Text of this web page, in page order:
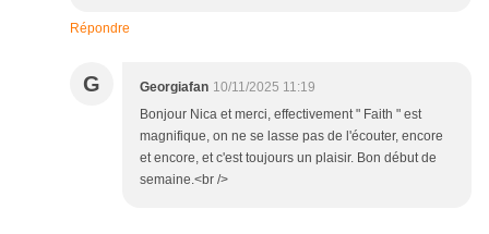
Répondre
G Georgiafan 10/11/2025 11:19
Bonjour Nica et merci, effectivement " Faith " est
magnifique, on ne se lasse pas de l'écouter, encore
et encore, et c'est toujours un plaisir. Bon début de
semaine.<br />